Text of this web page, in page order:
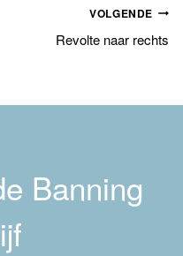
VOLGENDE
Revolte naar rechts
Banning